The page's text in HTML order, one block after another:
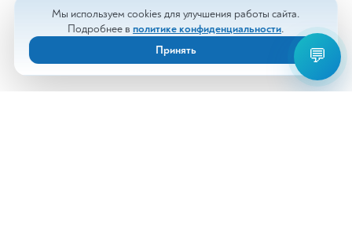
Мы используем cookies для улучшения работы сайта.
Подробнее в политике конфиденциальности.
Принять
💬